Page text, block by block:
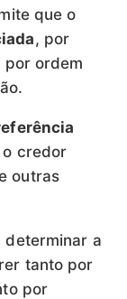
que o
, por
por ordem
credor
outras
determinar a
tanto por
por